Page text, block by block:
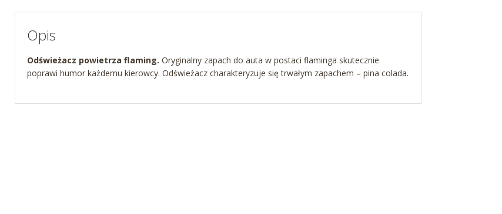
Opis
Odświeżacz powietrza flaming. Oryginalny zapach do auta w postaci flaminga skutecznie
poprawi humor każdemu kierowcy. Odświeżacz charakteryzuje się trwałym zapachem – pina colada.